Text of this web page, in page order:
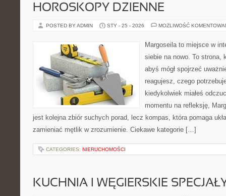
HOROSKOPY DZIENNE
POSTED BY ADMIN STY - 25 - 2026 MOŻLIWOŚĆ
Margoseila to miejsce w
siebie na nowo. To strona,
abyś mógł spojrzeć
reagujesz, czego
kiedykolwiek miałeś
momentu na refleksję,
jest kolejna zbiór suchych porad, lecz kompas, która pomaga
zamieniać mętlik w zrozumienie. Ciekawe kategorie […]
CATEGORIES: NIERUCHOMOŚCI
KUCHNIA I WĘGIERSKIE